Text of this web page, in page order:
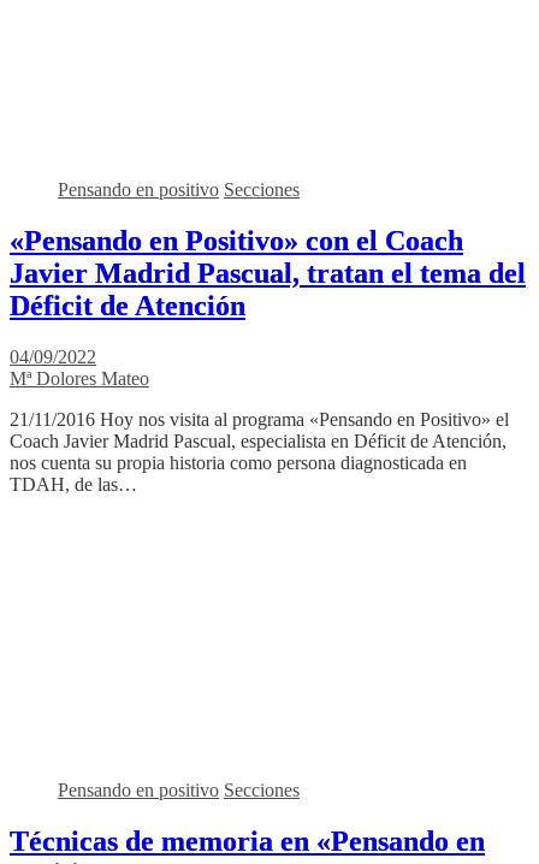
Pensando en positivo Secciones
«Pensando en Positivo» con el Coach
Javier Madrid Pascual, tratan el tema del
Déficit de Atención
04/09/2022
Mª Dolores Mateo
21/11/2016 Hoy nos visita al programa «Pensando en Positivo» el
Coach Javier Madrid Pascual, especialista en Déficit de Atención,
nos cuenta su propia historia como persona diagnosticada en
TDAH, de las…
Pensando en positivo Secciones
Técnicas de memoria en «Pensando en